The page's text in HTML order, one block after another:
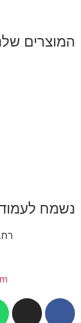
המוצרים
נשמח
רחבעם